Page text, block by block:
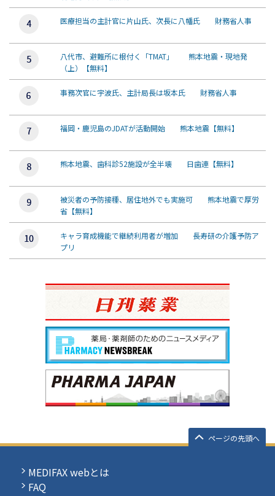
医療担当の主計官に片山氏、次長に八幡氏 財務省人事
八代市、避難所に根付く「TMAT」 熊本地震・現地発
（上）【無料】
事務次官に宇波氏、主計局長は坂本氏 財務省人事
福岡・鹿児島のJDATが活動開始 熊本地震【無料】
熊本地震、歯科診52施設が全半壊 日歯連【無料】
被災者の予防接種、居住地外でも実施可 熊本地震で厚労
省【無料】
キャラ育成機能で継続利用者が増加 長寿研の介護予防ア
プリ
ページの先頭へ
MEDIFAX webとは
FAQ